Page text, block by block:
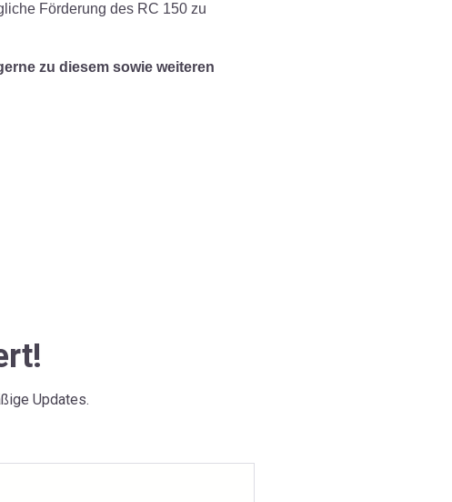
Förderung des RC 150 zu
zu diesem sowie weiteren
Updates.